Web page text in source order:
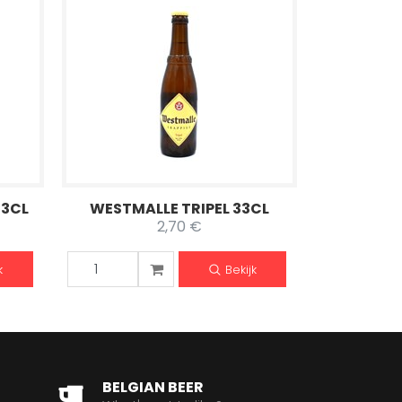
WESTMALLE TRIPEL 33CL
2,70 €
Bekijk
BELGIAN BEER